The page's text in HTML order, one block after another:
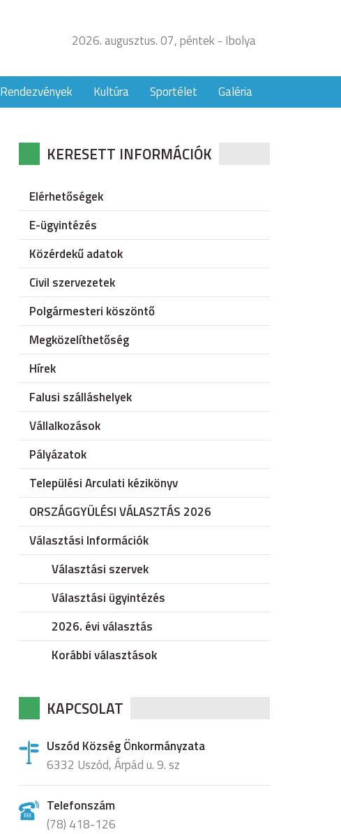
2026. augusztus. 07, péntek - Ibolya
Rendezvények Kultúra Sportélet Galéria
KERESETT INFORMÁCIÓK
Elérhetőségek
E-ügyintézés
Közérdekű adatok
Civil szervezetek
Polgármesteri köszöntő
Megközelíthetőség
Hírek
Falusi szálláshelyek
Vállalkozások
Pályázatok
Települési Arculati kézikönyv
ORSZÁGGYÜLÉSI VÁLASZTÁS 2026
Választási Információk
Választási szervek
Választási ügyintézés
2026. évi választás
Korábbi választások
KAPCSOLAT
Uszód Község Önkormányzata
6332 Uszód, Árpád u. 9. sz
Telefonszám
(78) 418-126